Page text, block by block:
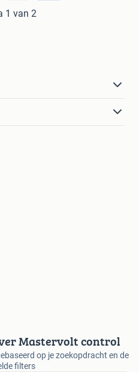
1 van 2
Mastervolt control
op je zoekopdracht en de
filters